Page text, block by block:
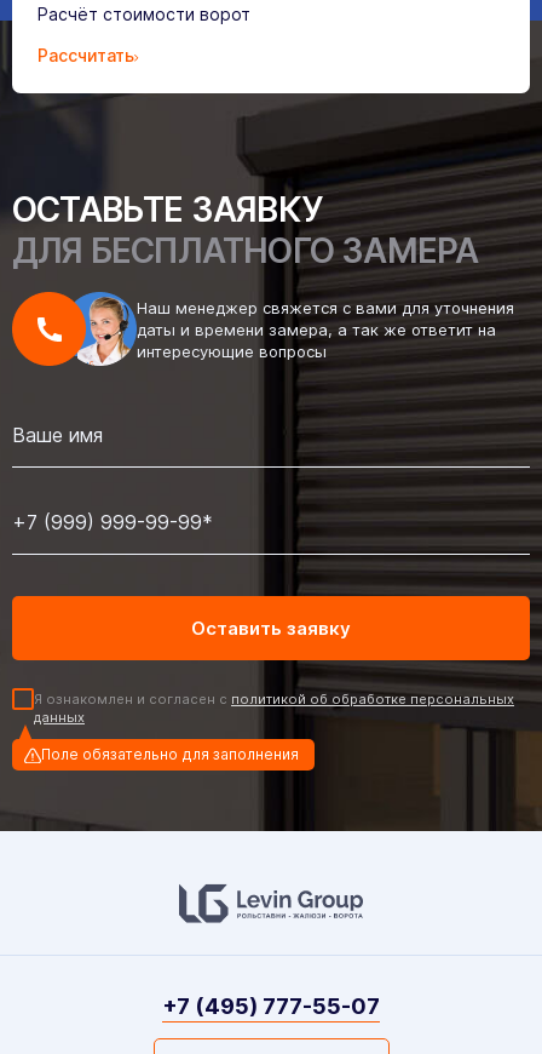
Расчёт стоимости ворот
Рассчитать
ОСТАВЬТЕ ЗАЯВКУ
ДЛЯ БЕСПЛАТНОГО ЗАМЕРА
Наш менеджер свяжется с вами для уточнения
даты и времени замера, а так же ответит на
интересующие вопросы
Я ознакомлен и согласен с политикой об обработке персональных
данных
Поле обязательно для заполнения
+7 (495) 777-55-07